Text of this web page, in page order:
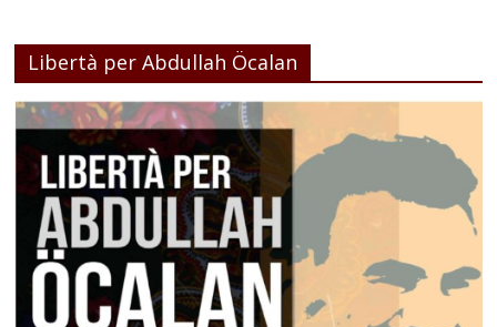
Libertà per Abdullah Öcalan